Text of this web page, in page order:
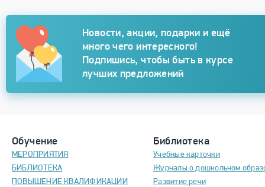
Новости, акции, подарки и ещё
много чего интересного!
Подпишись, чтобы быть в курсе
лучших предложений
Обучение
МЕРОПРИЯТИЯ
БИБЛИОТЕКА
ПОВЫШЕНИЕ КВАЛИФИКАЦИИ
Библиотека
Учебные карточки
Журналы о дошкольном
Развитие речи